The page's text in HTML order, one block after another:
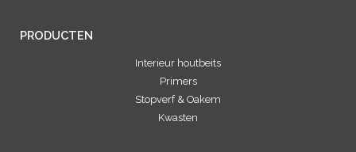
PRODUCTEN
Interieur houtbeits
Primers
Stopverf & Oakem
Kwasten